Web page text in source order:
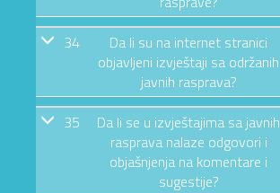
34
Da li su na internet stranici
objavljeni izvještaji sa održanih
javnih rasprava?
35
Da li se u izvještajima sa javnih
rasprava nalaze odgovori i
objašnjenja na komentare i
sugestije?